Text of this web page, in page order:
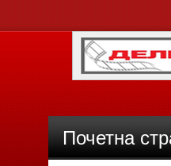
Почетна